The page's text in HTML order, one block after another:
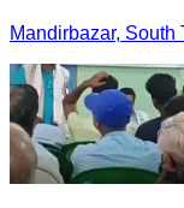
Mandirbazar,